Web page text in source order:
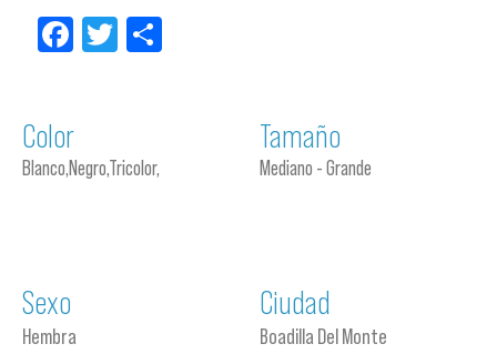
Facebook
Twitter
Color
Blanco,Negro,Tricolor,
Tamaño
Mediano - Grande
Sexo
Hembra
Ciudad
Boadilla Del Monte